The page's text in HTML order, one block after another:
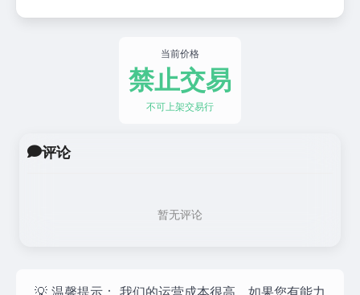
当前价格
禁止交易
不可上架交易行
评论
暂无评论
💡 温馨提示： 我们的运营成本很高，如果您有能力